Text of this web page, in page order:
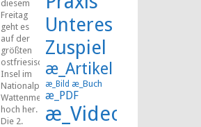
diesem
Freitag
geht es
auf der
größten
ostfriesischen
Insel im
Nationalpark
Wattenmeer
hoch her.
Die 2.
Unteres
Zuspiel
æ_Artikel
æ_Bild æ_Buch
æ_PDF
æ_Video